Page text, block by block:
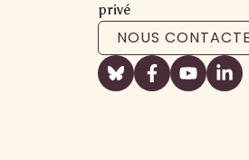
privé
NOUS